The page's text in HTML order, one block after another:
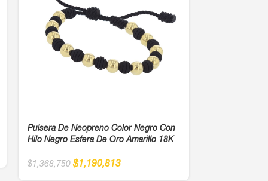
Pulsera De Neopreno Color Negro Con
Hilo Negro Esfera De Oro Amarillo 18K
$1,368,750 $1,190,813